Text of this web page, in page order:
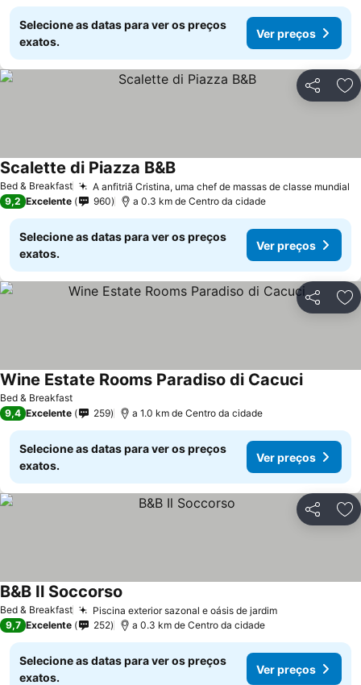
Selecione as datas para ver os preços
exatos.
Ver preços
Partilhar
Bed & Breakfast A anfitriã Cristina, uma chef de massas de classe mundial
Scalette di Piazza B&BVer preços
9,2 Excelente 960 a 0.3 km de Centro da cidade
Selecione as datas para ver os preços
exatos.
Ver preços
Partilhar
Bed & Breakfast
Wine Estate Rooms Paradiso di CacuciVer
9,4 Excelente 259 a 1.0 km de Centro da cidade
Selecione as datas para ver os preços
exatos.
Ver preços
Partilhar
Bed & Breakfast Piscina exterior sazonal e oásis de jardimVer preços
B&B Il Soccorso
9,7 Excelente 252 a 0.3 km de Centro da cidade
Selecione as datas para ver os preços
exatos.
Ver preços